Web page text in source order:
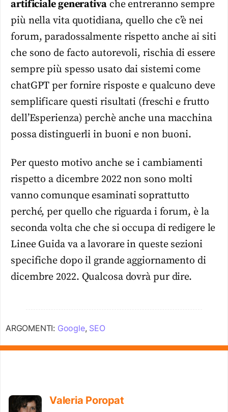
artificiale generativache entreranno sempre
più nella vita quotidiana, quello che c’è nei
forum, paradossalmente rispetto anche ai siti
che sono de facto autorevoli, rischia di essere
sempre più spesso usato dai sistemi come
chatGPT per fornire risposte e qualcuno deve
semplificare questi risultati (freschi e frutto
dell’Esperienza) perchè anche una macchina
possa distinguerli in buoni e non buoni.
Per questo motivo anche se i cambiamenti
rispetto a dicembre 2022 non sono molti
vanno comunque esaminati soprattutto
perché, per quello che riguarda i forum, è la
seconda volta che che si occupa di redigere le
Linee Guida va a lavorare in queste sezioni
specifiche dopo il grande aggiornamento di
dicembre 2022. Qualcosa dovrà pur dire.
ARGOMENTI: Google, SEO
Valeria Poropat